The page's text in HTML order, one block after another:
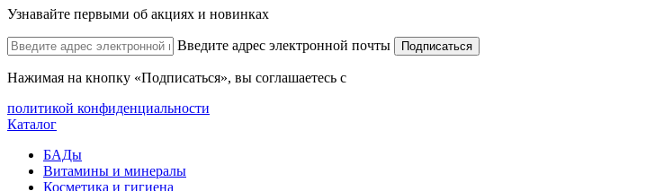
Узнавайте первыми об акциях и новинках
Введите адрес электронной почты Подписаться
Нажимая на кнопку «Подписаться», вы соглашаетесь с
политикой конфиденциальности
Каталог
БАДы
Витамины и минералы
Косметика и гигиена